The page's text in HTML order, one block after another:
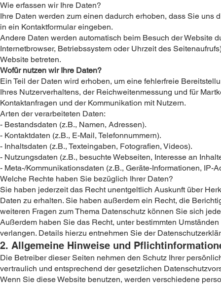
Wie erfassen wir Ihre Daten?
Ihre Daten werden zum einen dadurch erhoben, dass Sie
in ein Kontaktformular eingeben.
Andere Daten werden automatisch beim Besuch der Website
Internetbrowser, Betriebssystem oder Uhrzeit des
Website betreten.
Wofür nutzen wir Ihre Daten?
Ein Teil der Daten wird erhoben, um eine fehlerfreie
Ihres Nutzerverhaltens, der Reichweitenmessung und für
Kontaktanfragen und der Kommunikation mit Nutzern.
Arten der verarbeiteten Daten:
- Bestandsdaten (z.B., Namen, Adressen).
- Kontaktdaten (z.B., E-Mail, Telefonnummern).
- Inhaltsdaten (z.B., Texteingaben, Fotografien, Videos).
- Nutzungsdaten (z.B., besuchte Webseiten, Interesse an
- Meta-/Kommunikationsdaten (z.B., Geräte-Informationen, IP-
Welche Rechte haben Sie bezüglich Ihrer Daten?
Sie haben jederzeit das Recht unentgeltlich Auskunft über
Daten zu erhalten. Sie haben außerdem ein Recht, die
weiteren Fragen zum Thema Datenschutz können Sie sich
Außerdem haben Sie das Recht, unter bestimmten
verlangen. Details hierzu entnehmen Sie der
2. Allgemeine Hinweise und
Die Betreiber dieser Seiten nehmen den Schutz Ihrer
vertraulich und entsprechend der gesetzlichen
Wenn Sie diese Website benutzen, werden verschiedene